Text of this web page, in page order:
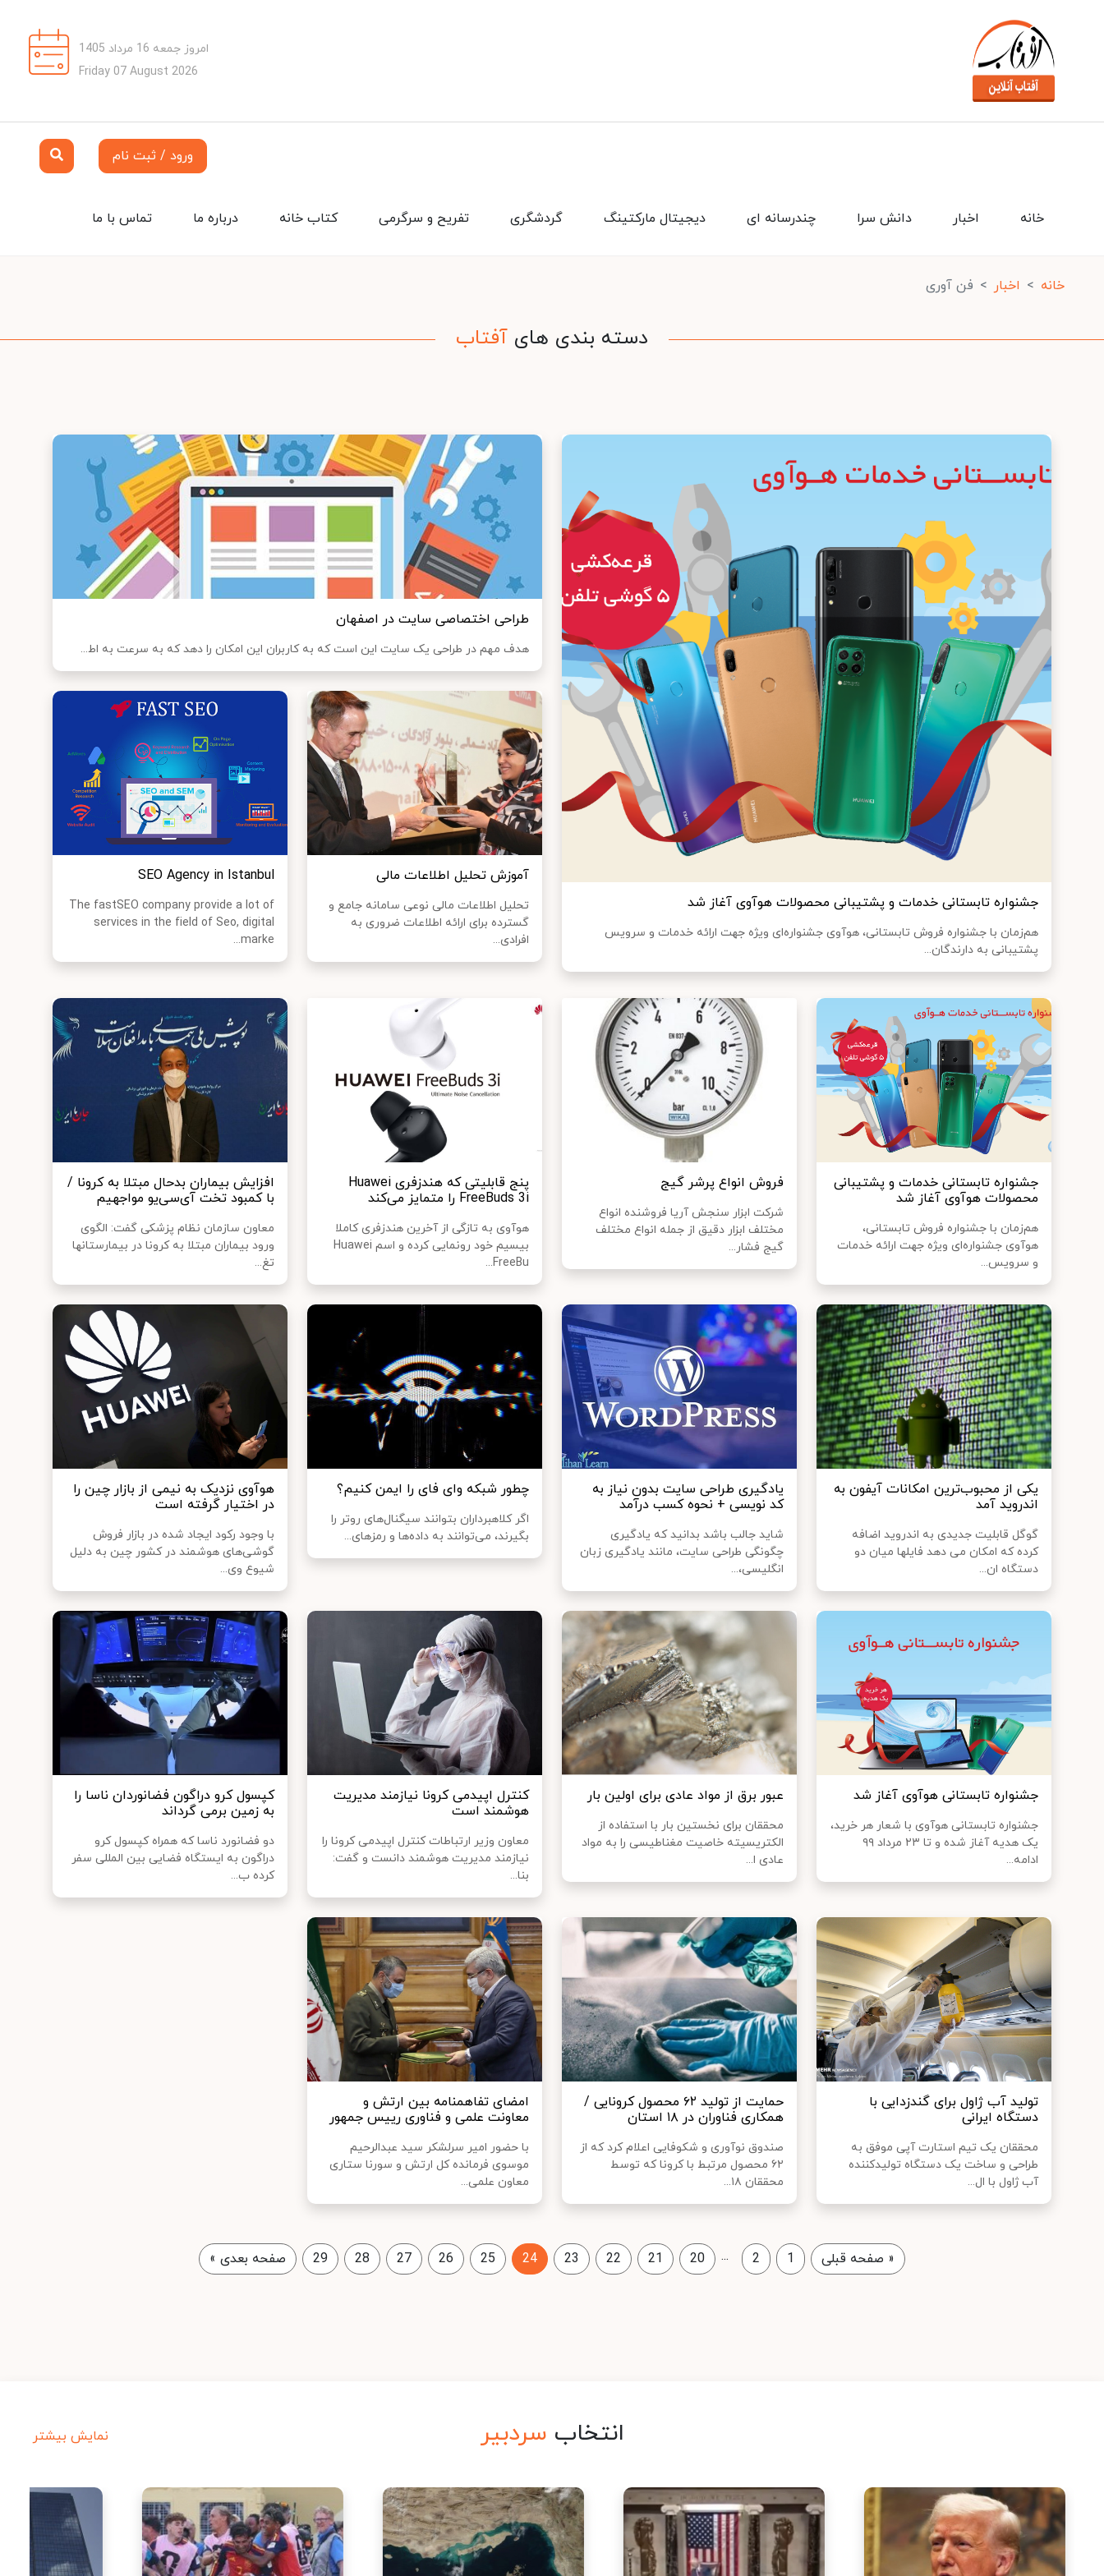
امروز جمعه 16 مرداد 1405
Friday 07 August 2026
ورود / ثبت نام
تماس با ما درباره ما کتاب خانه تفریح و سرگرمی گردشگری دیجیتال مارکتینگ چندرسانه ای دانش سرا اخبار خانه
خانه اخبار فن آوری
دسته بندی های آفتاب
جشنواره تابستانی خدمات و پشتیبانی محصولات هوآوی آغاز شد
هم‌زمان با جشنواره فروش تابستانی، هوآوی جشنواره‌ای ویژه جهت ارائه خدمات و سرویس
پشتیبانی به دارندگان...
طراحی اختصاصی سایت در اصفهان
هدف مهم در طراحی یک سایت این است که به کاربران این امکان را دهد که به سرعت به اط...
آموزش تحلیل اطلاعات مالی
تحلیل اطلاعات مالی نوعی سامانه جامع و
گسترده برای ارائه اطلاعات ضروری به
افرادی...
SEO Agency in Istanbul
The fastSEO company provide a lot of
services in the field of Seo, digital
marke...
جشنواره تابستانی خدمات و پشتیبانی
محصولات هوآوی آغاز شد
هم‌زمان با جشنواره فروش تابستانی،
هوآوی جشنواره‌ای ویژه جهت ارائه خدمات
و سرویس...
فروش انواع پرشر گیج
شرکت ابزار سنجش آریا فروشنده انواع
مختلف ابزار دقیق از جمله انواع مختلف
گیج فشار...
پنج قابلیتی که هندزفری Huawei
FreeBuds 3i را متمایز می‌کند
هوآوی به تازگی از آخرین هندزفری کاملا
بیسیم خود رونمایی کرده و اسم Huawei
FreeBu...
افزایش بیماران بدحال مبتلا به کرونا /
با کمبود تخت آی‌سی‌یو مواجهیم
معاون سازمان نظام پزشکی گفت: الگوی
ورود بیماران مبتلا به کرونا در بیمارستانها
تغ...
یکی از محبوب‌ترین امکانات آیفون به
اندروید آمد
گوگل قابلیت جدیدی به اندروید اضافه
کرده که امکان می دهد فایلها میان دو
دستگاه ان...
یادگیری طراحی سایت بدون نیاز به
کد نویسی + نحوه کسب درآمد
شاید جالب باشد بدانید که یادگیری
چگونگی طراحی سایت، مانند یادگیری زبان
انگلیسی،...
چطور شبکه وای‌ فای را ایمن کنیم؟
اگر کلاهبرداران بتوانند سیگنال‌های روتر را
بگیرند، می‌توانند به داده‌ها و رمزهای...
هوآوی نزدیک به نیمی از بازار چین را
در اختیار گرفته است
با وجود رکود ایجاد شده در بازار فروش
گوشی‌های هوشمند در کشور چین به دلیل
شیوع وی...
جشنواره تابستانی هوآوی آغاز شد
جشنواره تابستانی هوآوی با شعار هر خرید،
یک هدیه آغاز شده و تا ۲۳ مرداد ۹۹
ادامه...
عبور برق از مواد عادی برای اولین بار
محققان برای نخستین بار با استفاده از
الکتریسیته خاصیت مغناطیسی را به مواد
عادی ا...
کنترل اپیدمی کرونا نیازمند مدیریت
هوشمند است
معاون وزیر ارتباطات کنترل اپیدمی کرونا را
نیازمند مدیریت هوشمند دانست و گفت:
بنا...
کپسول کرو دراگون فضانوردان ناسا را
به زمین برمی گرداند
دو فضانورد ناسا که همراه کپسول کرو
دراگون به ایستگاه فضایی بین المللی سفر
کرده ب...
تولید آب ژاول برای گندزدایی با
دستگاه ایرانی
محققان یک تیم استارت آپی موفق به
طراحی و ساخت یک دستگاه تولیدکننده
آب ژاول با ال...
حمایت از تولید ۶۲ محصول کرونایی /
همکاری فناوران در ۱۸ استان
صندوق نوآوری و شکوفایی اعلام کرد که از
۶۲ محصول مرتبط با کرونا که توسط
محققان ۱۸...
امضای تفاهمنامه بین ارتش و
معاونت علمی و فناوری رییس جمهور
با حضور امیر سرلشکر سید عبدالرحیم
موسوی فرمانده کل ارتش و سورنا ستاری
معاون علمی...
« صفحه قبلی 1
2
...
20
21
22
23
24
25
26
27
28
29 صفحه بعدی »
انتخاب سردبیر نمایش بیشتر